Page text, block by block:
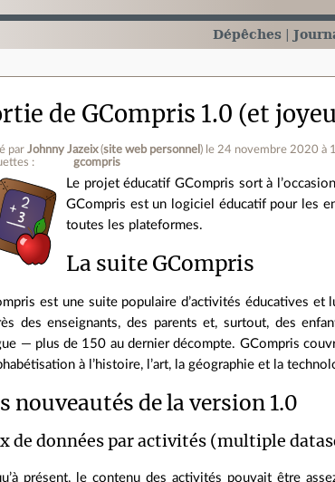
Dépêches
de GCompris 1.0 (et
parJohnny Jazeix(site web personnel ) le 24 novembre 2020 à
:
gcompris
Le projet éducatif GCompris sort à
GCompris est un logiciel éducatif pour les
toutes les plateformes.
La suite GCompris
est une suite populaire d’activités éducatives
des enseignants, des parents et, surtout, des
— plus de 150 au dernier décompte. GCompris
à l’histoire, l’art, la géographie et la
nouveautés de la version 1.0
de données par activités (multiple
présent, le contenu des activités pouvait être